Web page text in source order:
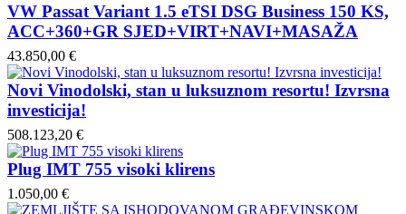
VW Passat Variant 1.5 eTSI DSG Business 150 KS,
ACC+360+GR SJED+VIRT+NAVI+MASAŽA
43.850,00 €
Novi Vinodolski, stan u luksuznom resortu! Izvrsna
investicija!
508.123,20 €
Plug IMT 755 visoki klirens
1.050,00 €